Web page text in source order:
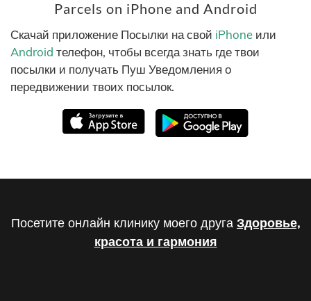
Parcels on iPhone and Android
Скачай приложение Посылки на свой iPhone или
Android телефон, чтобы всегда знать где твои
посылки и получать Пуш Уведомления о
передвижении твоих посылок.
Посетите онлайн клинику моего друга Здоровье,
красота и гармония